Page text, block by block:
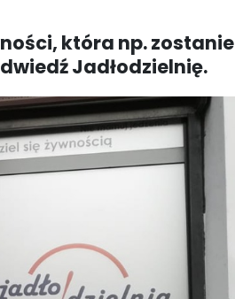
która np. zostanie
Jadłodzielnię.